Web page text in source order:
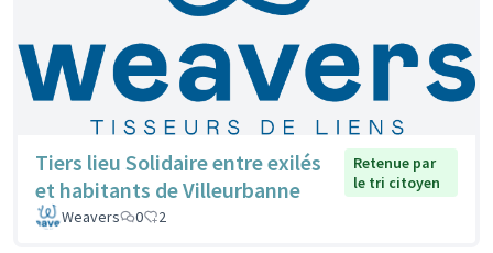
Tiers lieu Solidaire entre exilés
et habitants de Villeurbanne
Retenue par
le tri citoyen
Weavers
0 2